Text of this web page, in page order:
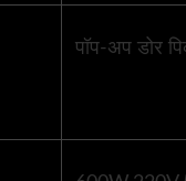
पॉप-अप डोर